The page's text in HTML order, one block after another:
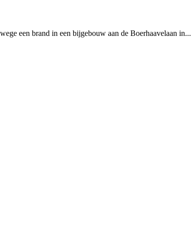
een brand in een bijgebouw aan de Boerhaavelaan in...